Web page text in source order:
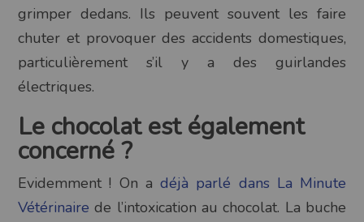
grimper dedans. Ils peuvent souvent les faire
chuter et provoquer des accidents domestiques,
particulièrement s’il y a des guirlandes
électriques.
Le chocolat est également
concerné ?
Evidemment ! On a déjà parlé dans La Minute
Vétérinaire de l’intoxication au chocolat. La buche